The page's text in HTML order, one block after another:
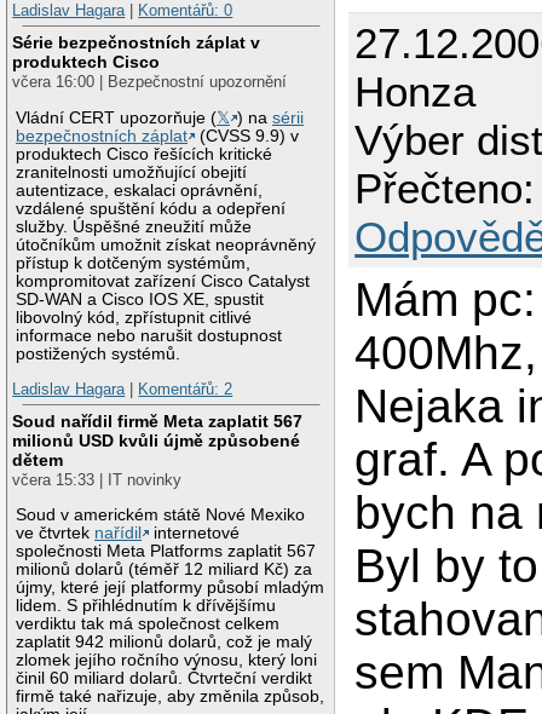
Ladislav Hagara| Komentářů: 0
Série bezpečnostních záplat v
produktech Cisco
včera 16:00 | Bezpečnostní upozornění
Vládní CERT upozorňuje (𝕏 ) nasérii
bezpečnostních záplat
(CVSS 9.9) v
produktech Cisco řešících kritické
zranitelnosti umožňující obejití
autentizace, eskalaci oprávnění,
vzdálené spuštění kódu a odepření
služby. Úspěšné zneužití může
útočníkům umožnit získat neoprávněný
přístup k dotčeným systémům,
kompromitovat zařízení Cisco Catalyst
SD-WAN a Cisco IOS XE, spustit
libovolný kód, zpřístupnit citlivé
informace nebo narušit dostupnost
postižených systémů.
Ladislav Hagara| Komentářů: 2
Soud nařídil firmě Meta zaplatit 567
milionů USD kvůli újmě způsobené
dětem
včera 15:33 | IT novinky
Soud v americkém státě Nové Mexiko
ve čtvrtek nařídil
internetové
společnosti Meta Platforms zaplatit 567
milionů dolarů (téměř 12 miliard Kč) za
újmy, které její platformy působí mladým
lidem. S přihlédnutím k dřívějšímu
verdiktu tak má společnost celkem
zaplatit 942 milionů dolarů, což je malý
zlomek jejího ročního výnosu, který loni
činil 60 miliard dolarů. Čtvrteční verdikt
firmě také nařizuje, aby změnila způsob,
Honza
Výber
Mám
Nejaka
graf. A
bych na
Byl by
sem